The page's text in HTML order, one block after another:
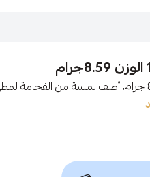
تعليقة ذهب عيار 18 بتصميم عالمي، وزن 8.59 جرام، أضف